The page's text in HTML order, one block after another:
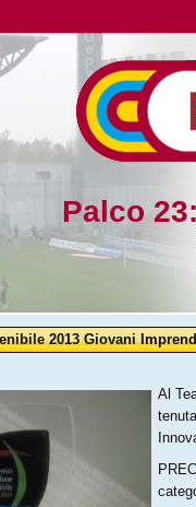
Palco
2013 Giovani
Al